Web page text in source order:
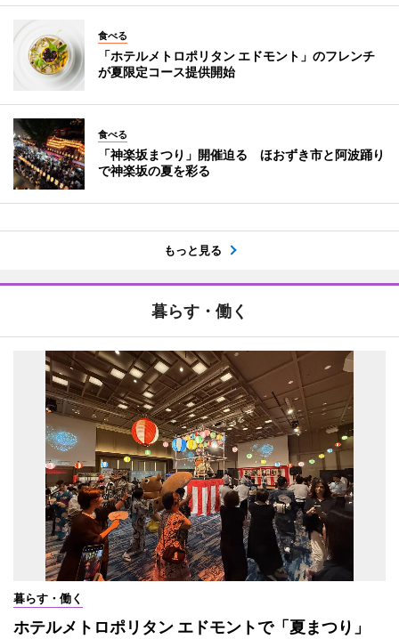
食べる
「ホテルメトロポリタン エドモント」のフレンチ
が夏限定コース提供開始
食べる
「神楽坂まつり」開催迫る ほおずき市と阿波踊り
で神楽坂の夏を彩る
もっと見る
暮らす・働く
暮らす・働く
ホテルメトロポリタン エドモントで「夏まつり」